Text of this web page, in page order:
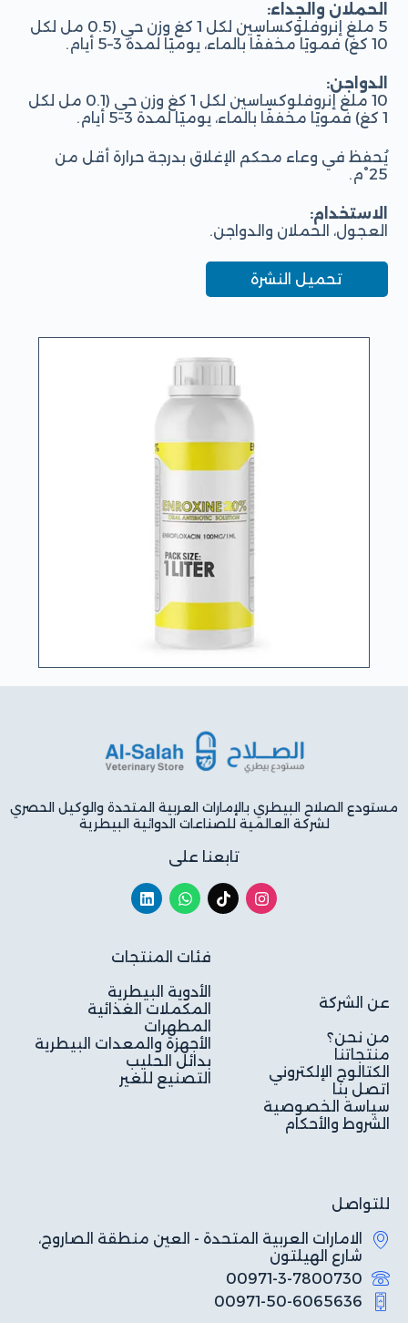
الحملان والجِداء:
5 ملغ إنروفلوكساسين لكل 1 كغ وزن حي (0.5 مل لكل
10 كغ) فمويًا مخففًا بالماء، يوميًا لمدة 3–5 أيام.
الدواجن:
10 ملغ إنروفلوكساسين لكل 1 كغ وزن حي (0.1 مل لكل
1 كغ) فمويًا مخففًا بالماء، يوميًا لمدة 3–5 أيام.
يُحفظ في وعاء محكم الإغلاق بدرجة حرارة أقل من
25°م.
الاستخدام:
العجول، الحملان والدواجن.
تحميل النشرة
مستودع الصلاح البيطري بالإمارات العربية المتحدة والوكيل الحصري
لشركة العالمية للصناعات الدوائية البيطرية
تابعنا على
عن الشركة
من نحن؟
منتجاتنا
الكتالوج الإلكتروني
اتصل بنا
سياسة الخصوصية
الشروط والأحكام
فئات المنتجات
الأدوية البيطرية
المكملات الغذائية
المطهرات
الأجهزة والمعدات البيطرية
بدائل الحليب
التصنيع للغير
للتواصل
الامارات العربية المتحدة - العين منطقة الصاروج،
شارع الهيلتون
00971-3-7800730
00971-50-6065636